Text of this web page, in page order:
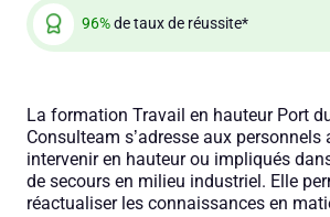
96%de taux de réussite*
La formation Travail en hauteur Port
Consulteam s’adresse aux personnels
intervenir en hauteur ou impliqués
de secours en milieu industriel. Elle
réactualiser les connaissances en